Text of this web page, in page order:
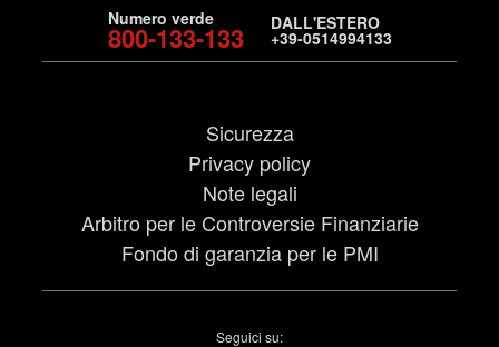
Numero verde
800-133-133 DALL'ESTERO
+39-0514994133
Sicurezza
Privacy policy
Note legali
Arbitro per le Controversie Finanziarie
Fondo di garanzia per le PMI
Seguici su: